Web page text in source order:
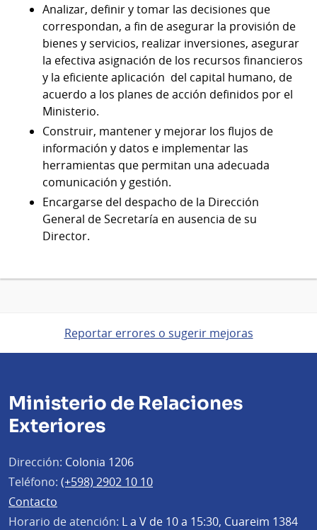
Analizar, definir y tomar las decisiones que
correspondan, a fin de asegurar la provisión de
bienes y servicios, realizar inversiones, asegurar
la efectiva asignación de los recursos financieros
y la eficiente aplicación del capital humano, de
acuerdo a los planes de acción definidos por el
Ministerio.
Construir, mantener y mejorar los flujos de
información y datos e implementar las
herramientas que permitan una adecuada
comunicación y gestión.
Encargarse del despacho de la Dirección
General de Secretaría en ausencia de su
Director.
Reportar errores o sugerir mejoras
Ministerio de Relaciones
Exteriores
Dirección: Colonia 1206
Teléfono: (+598) 2902 10 10
Contacto
Horario de atención: L a V de 10 a 15:30, Cuareim 1384